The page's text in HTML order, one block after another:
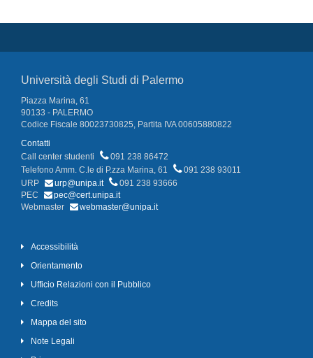
Università degli Studi di Palermo
Piazza Marina, 61
90133 - PALERMO
Codice Fiscale 80023730825, Partita IVA 00605880822
Contatti
Call center studenti
091 238 86472
Telefono Amm. C.le di P.zza Marina, 61
091 238 93011
URP
urp@unipa.it
091 238 93666
PEC
pec@cert.unipa.it
Webmaster
webmaster@unipa.it
Accessibilità
Orientamento
Ufficio Relazioni con il Pubblico
Credits
Mappa del sito
Note Legali